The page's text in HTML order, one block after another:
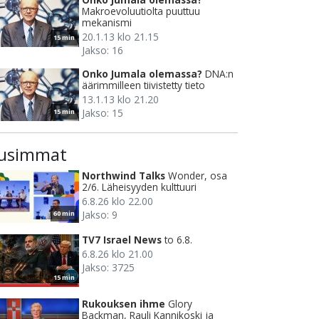
15 min
Makroevoluutiolta puuttuu
mekanismi
20.1.13 klo 21.15
Jakso: 16
15 min
Onko Jumala olemassa? DNA:n
äärimmilleen tiivistetty tieto
13.1.13 klo 21.20
Jakso: 15
60 min
Northwind Talks Wonder, osa
2/6. Läheisyyden kulttuuri
6.8.26 klo 22.00
Jakso: 9
15 min
TV7 Israel News to 6.8.
6.8.26 klo 21.00
Jakso: 3725
Rukouksen ihme Glory
Backman, Rauli Kannikoski ja